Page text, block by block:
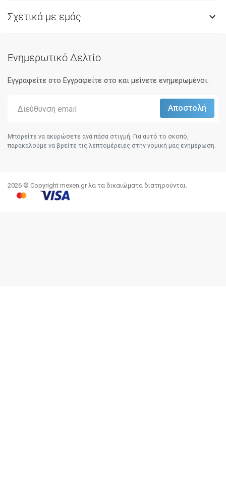
Σχετικά με εμάς 
Ενημερωτικό Δελτίο
Εγγραφείτε στο Eγγραφείτε στο και μείνετε ενημερωμένοι.
Μπορείτε να ακυρώσετε ανά πάσα στιγμή. Για αυτό το σκοπό,
παρακαλούμε να βρείτε τις λεπτομέρειες στην νομική μας ενημέρωση.
2026 © Copyright mexen.gr λα τα δικαιώματα διατηρούνται.